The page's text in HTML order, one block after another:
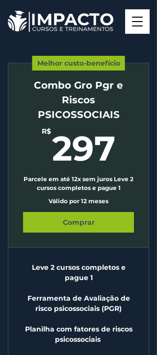
Melhor custo-benefício
Combo Gro Pgr e
Riscos
PSICOSSOCIAIS
R$297
Parcele em até 12x sem juros Leve 2
cursos completos e pague 1
Válido por 12 meses
Comprar
Leve 2 cursos completos e
pague 1
Ferramenta de Avaliação de
risco psicossociais (PGR)
Planilha com fatores de riscos
psicossociais